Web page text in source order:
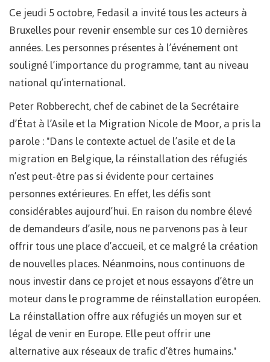
Ce jeudi 5 octobre, Fedasil a invité tous les acteurs à
Bruxelles pour revenir ensemble sur ces 10 dernières
années. Les personnes présentes à l’événement ont
souligné l’importance du programme, tant au niveau
national qu’international.
Peter Robberecht, chef de cabinet de la Secrétaire
d’État à l’Asile et la Migration Nicole de Moor, a pris la
parole : "Dans le contexte actuel de l’asile et de la
migration en Belgique, la réinstallation des réfugiés
n’est peut-être pas si évidente pour certaines
personnes extérieures. En effet, les défis sont
considérables aujourd’hui. En raison du nombre élevé
de demandeurs d’asile, nous ne parvenons pas à leur
offrir tous une place d’accueil, et ce malgré la création
de nouvelles places. Néanmoins, nous continuons de
nous investir dans ce projet et nous essayons d’être un
moteur dans le programme de réinstallation européen.
La réinstallation offre aux réfugiés un moyen sur et
légal de venir en Europe. Elle peut offrir une
alternative aux réseaux de trafic d’êtres humains."